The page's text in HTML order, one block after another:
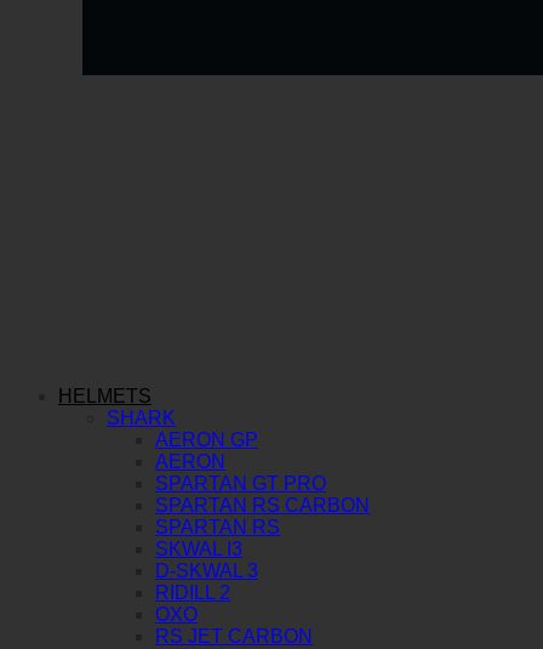
HELMETS
SHARK
AERON GP
AERON
SPARTAN GT PRO
SPARTAN RS CARBON
SPARTAN RS
SKWAL I3
D-SKWAL 3
RIDILL 2
OXO
RS JET CARBON